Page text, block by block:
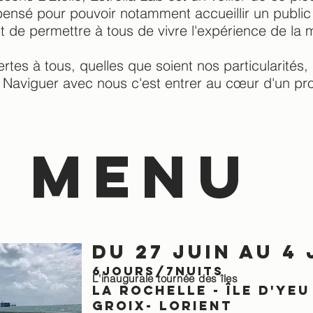
L'inaugurale tournée des îles
pour pouvoir notamment accueillir un
de permettre à tous de vivre l'expérience de la
à tous, quelles que soient nos
avec nous c'est entrer au cœur d'un
menu
Du 27 juin au
6Jours/7nuits
la rochelle - ÎLE D'YEU
GROIX- lorient